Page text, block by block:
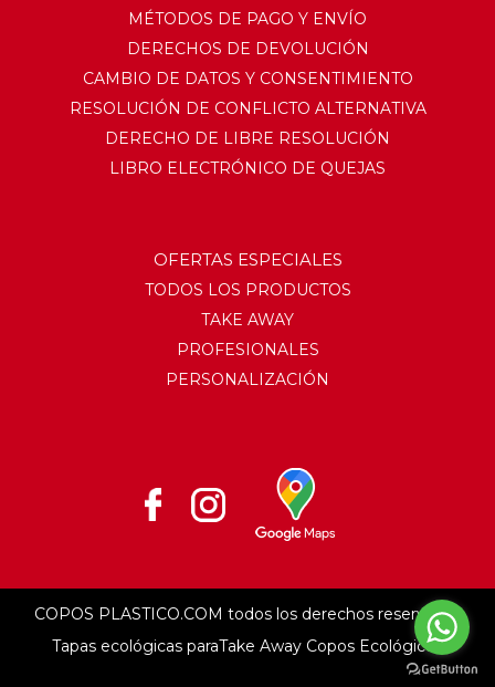
MÉTODOS DE PAGO Y ENVÍO
DERECHOS DE DEVOLUCIÓN
CAMBIO DE DATOS Y CONSENTIMIENTO
RESOLUCIÓN DE CONFLICTO ALTERNATIVA
DERECHO DE LIBRE RESOLUCIÓN
LIBRO ELECTRÓNICO DE QUEJAS
OFERTAS ESPECIALES
TODOS LOS PRODUCTOS
TAKE AWAY
PROFESIONALES
PERSONALIZACIÓN
COPOS PLASTICO.COM todos los derechos reservados
Tapas ecológicas paraTake Away Copos Ecológicos